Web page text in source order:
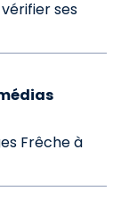
ses
Frêche à